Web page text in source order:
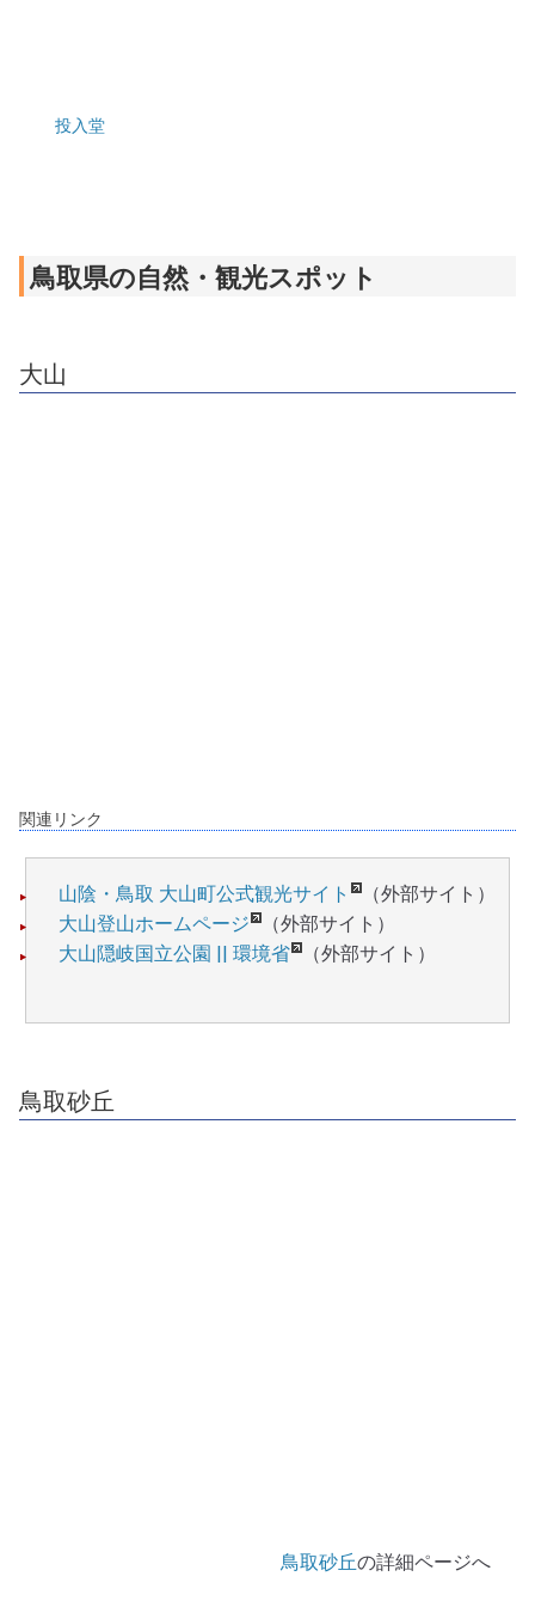
投入堂
鳥取県の自然・観光スポット
大山
関連リンク
山陰・鳥取 大山町公式観光サイト
（外部サイト）
大山登山ホームページ
（外部サイト）
大山隠岐国立公園 || 環境省
（外部サイト）
鳥取砂丘
鳥取砂丘の詳細ページへ